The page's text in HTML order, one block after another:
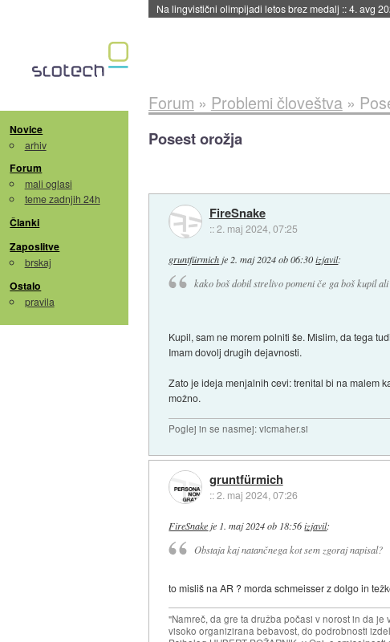
Na lingvistični olimpijadi letos brez medalj ::4. avg
Novice
arhiv
Forum
mali oglasi
teme zadnjih 24h
Članki
Zaposlitve
brskaj
Ostalo
pravila
Forum » Problemi človeštva»
Posest orožja
FireSnake
::2. maj 2024, 07:25
gruntfürmich je 2. maj 2024 ob 06:30 izjavil:
kako boš dobil strelivo pomeni če ga boš kupil
Kupil, sam ne morem polniti še. Mislim, da tega
Imam dovolj drugih dejavnosti.
Zato je ideja menjalnih cevi: trenital bi na malem
možno.
Poglej in se nasmej: vicmaher.si
gruntfürmich
::2. maj 2024, 07:26
FireSnake je 1. maj 2024 ob 18:56 izjavil:
Obstaja kaj natančnega kot sem zgoraj napisal?
to misliš na AR ? morda schmeisser z dolgo in
"Namreč, da gre ta družba počasi v norost in da je
visoko organizirana bebavost, do podrobnosti